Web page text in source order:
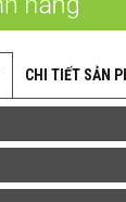
CHI TIẾT SẢN